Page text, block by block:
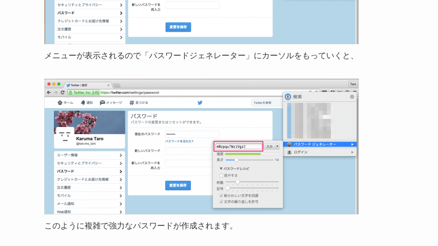
メニューが表示されるので「パスワードジェネレーター」にカーソルをもっていくと、
このように複雑で強力なパスワードが作成されます。